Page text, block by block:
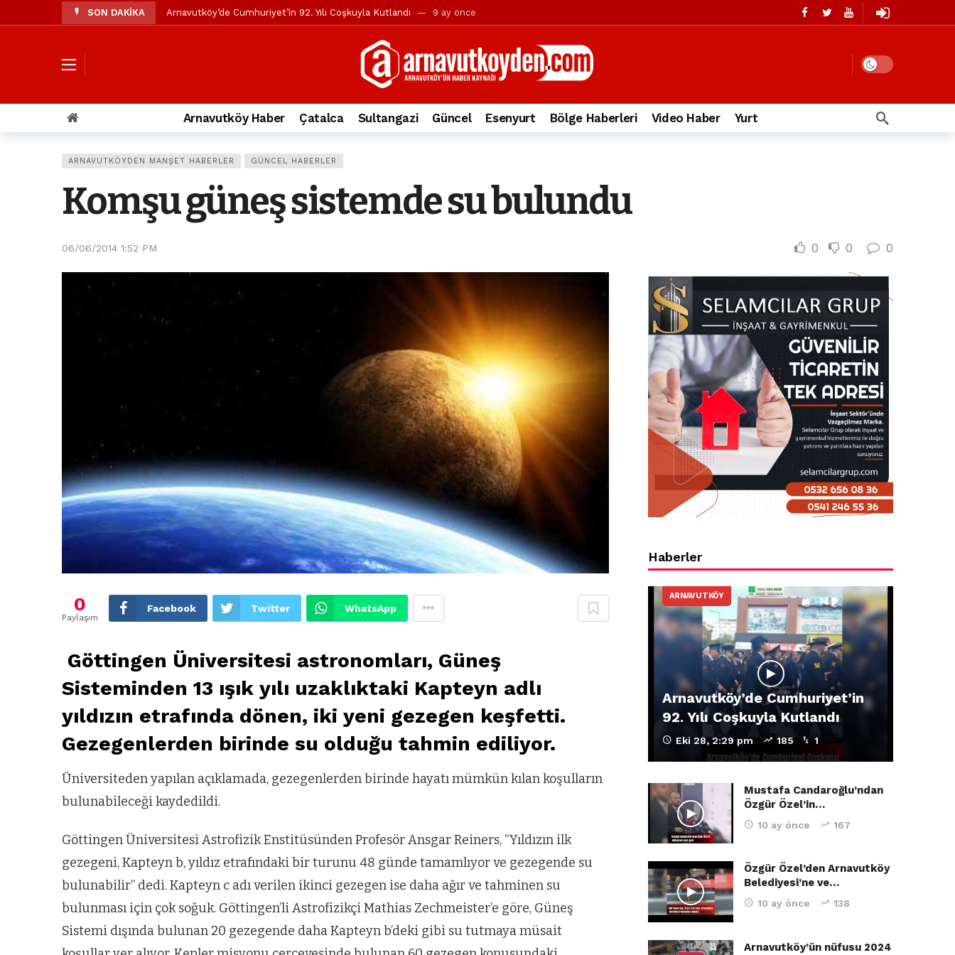
SON DAKİKA Arnavutköy’de Cumhuriyet’in 92. Yılı Coşkuyla Kutlandı 9 ay önce
Özgür Özel’den Arnavutköy Belediyesi’ne ve Mustafa Candaroğlu’na yönelik suçlamalar 10 ay önce
Arnavutköy’ün nüfusu 2024 yılında 344.868’e ulaştı 1 yıl önce
Arnavutköy Taşoluk’ta seyir halindeki otomobil alev alev yandı. 2 yıl önce
Arnavutköy İmrahor Mahallesi sakinleri protesto gösterisi düzenledi 2 yıl önce
Toprak kaydı: 3 hafriyat kamyonu birbirlerinin üzerine devrildi
İstanbul Havalimanı yolundaki kazada, taksideki yolcu öldü 3 yıl önce
Arnavutkoy Belediyesi’ne su baskını tepkisi 3 yıl önce
Arnavutköy Haber Çatalca Sultangazi Güncel Esenyurt Bölge Haberleri Video Haber Yurt
ARNAVUTKÖYDEN MANŞET HABERLER GÜNCEL HABERLER
Komşu güneş sistemde su bulundu
06/06/2014 1:52 PM 0 0 0
0
Paylaşım
Facebook Twitter WhatsApp
Göttingen Üniversitesi astronomları, Güneş
Sisteminden 13 ışık yılı uzaklıktaki Kapteyn adlı
yıldızın etrafında dönen, iki yeni gezegen keşfetti.
Gezegenlerden birinde su olduğu tahmin ediliyor.
Üniversiteden yapılan açıklamada, gezegenlerden birinde hayatı mümkün kılan koşulların
bulunabileceği kaydedildi.
Göttingen Üniversitesi Astrofizik Enstitüsünden Profesör Ansgar Reiners, “Yıldızın ilk
gezegeni, Kapteyn b, yıldız etrafındaki bir turunu 48 günde tamamlıyor ve gezegende su
bulunabilir” dedi. Kapteyn c adı verilen ikinci gezegen ise daha ağır ve tahminen su
bulunması için çok soğuk. Göttingen’li Astrofizikçi Mathias Zechmeister’e göre, Güneş
Sistemi dışında bulunan 20 gezegende daha Kapteyn b’deki gibi su tutmaya müsait
Haberler
ARNAVUTKÖY
Arnavutköy’de Cumhuriyet’in
92. Yılı Coşkuyla Kutlandı
Eki 28, 2:29 pm 185 1
Mustafa Candaroğlu’ndan
Özgür Özel’in…
10 ay önce 167
Özgür Özel’den Arnavutköy
Belediyesi’ne ve…
10 ay önce 138
Arnavutköy’ün nüfusu 2024